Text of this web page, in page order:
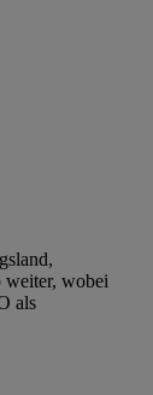
weiter, wobei
als